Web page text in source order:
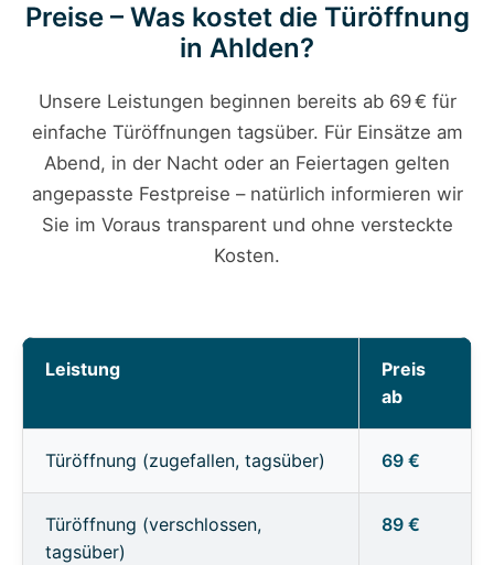
Preise – Was kostet die Türöffnung
in Ahlden?
Unsere Leistungen beginnen bereits ab 69 € für
einfache Türöffnungen tagsüber. Für Einsätze am
Abend, in der Nacht oder an Feiertagen gelten
angepasste Festpreise – natürlich informieren wir
Sie im Voraus transparent und ohne versteckte
Kosten.
Leistung
Preis
ab
Türöffnung (zugefallen, tagsüber) 69 €
Türöffnung (verschlossen,
tagsüber)
89 €